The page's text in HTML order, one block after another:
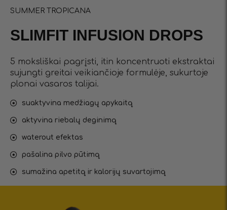
SUMMER TROPICANA
SLIMFIT INFUSIОN DROPS
5 moksliškai pagrįsti, itin koncentruoti ekstraktai
sujungti greitai veikiančioje formulėje, sukurtoje
plonai vasaros talijai.
suaktyvina medžiagų apykaitą
aktyvina riebalų deginimą
waterout efektas
pašalina pilvo pūtimą
sumažina apetitą ir kalorijų suvartojimą